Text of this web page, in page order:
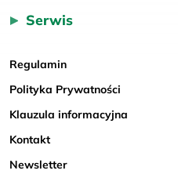
Serwis
Regulamin
Polityka Prywatności
Klauzula informacyjna
Kontakt
Newsletter